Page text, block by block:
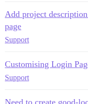
Add project
page
Support
Customising Login
Support
Need to create good-